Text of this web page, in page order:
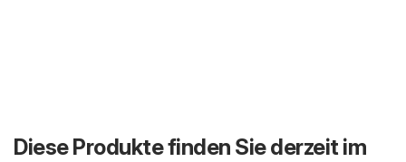
Diese Produkte finden Sie derzeit im